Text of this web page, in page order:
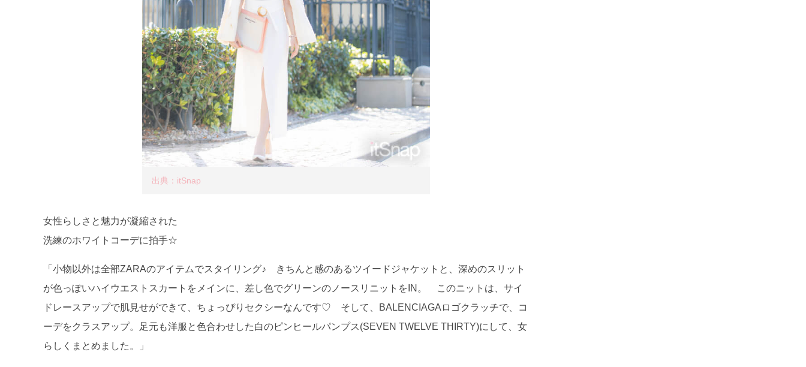
出典：itSnap
女性らしさと魅力が凝縮された
洗練のホワイトコーデに拍手☆
「小物以外は全部ZARAのアイテムでスタイリング♪ きちんと感のあるツイードジャケットと、深めのスリット
が色っぽいハイウエストスカートをメインに、差し色でグリーンのノースリニットをIN。 このニットは、サイ
ドレースアップで肌見せができて、ちょっぴりセクシーなんです♡ そして、BALENCIAGAロゴクラッチで、コ
ーデをクラスアップ。足元も洋服と色合わせした白のピンヒールパンプス(SEVEN TWELVE THIRTY)にして、女
らしくまとめました。」